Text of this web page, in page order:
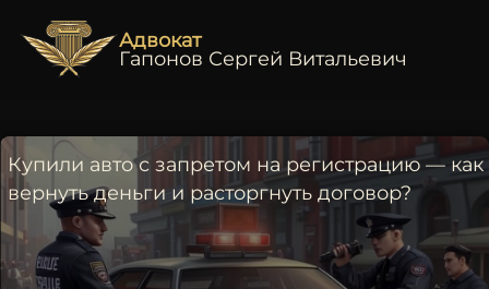
Адвокат
Гапонов Сергей Витальевич
Купили авто с запретом на регистрацию — как
вернуть деньги и расторгнуть договор?